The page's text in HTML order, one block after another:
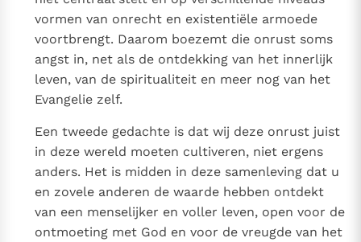
vormen van onrecht en existentiële armoede
voortbrengt. Daarom boezemt die onrust soms
angst in, net als de ontdekking van het innerlijk
leven, van de spiritualiteit en meer nog van het
Evangelie zelf.
Een tweede gedachte is dat wij deze onrust juist
in deze wereld moeten cultiveren, niet ergens
anders. Het is midden in deze samenleving dat u
en zovele anderen de waarde hebben ontdekt
van een menselijker en voller leven, open voor de
ontmoeting met God en voor de vreugde van het